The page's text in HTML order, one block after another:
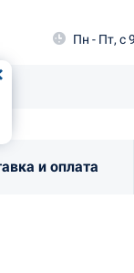
Пн - Пт, с
и оплата